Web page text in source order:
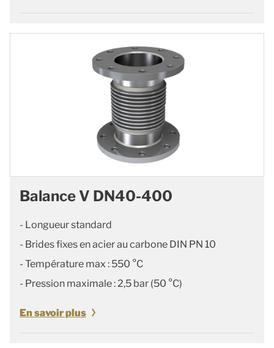
Balance V DN40-400
- Longueur standard
- Brides fixes en acier au carbone DIN PN 10
- Température max : 550 °C
- Pression maximale : 2,5 bar (50 °C)
En savoir plus